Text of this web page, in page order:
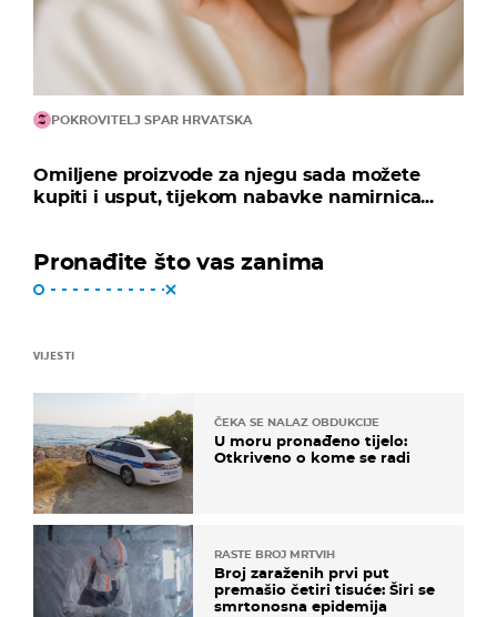
POKROVITELJ SPAR HRVATSKA
Omiljene proizvode za njegu sada možete
kupiti i usput, tijekom nabavke namirnica...
Pronađite što vas zanima
VIJESTI
ČEKA SE NALAZ OBDUKCIJE
U moru pronađeno tijelo:
Otkriveno o kome se radi
RASTE BROJ MRTVIH
Broj zaraženih prvi put
premašio četiri tisuće: Širi se
smrtonosna epidemija